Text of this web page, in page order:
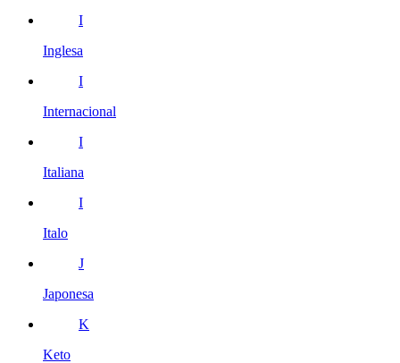
I
Inglesa
I
Internacional
I
Italiana
I
Italo
J
Japonesa
K
Keto